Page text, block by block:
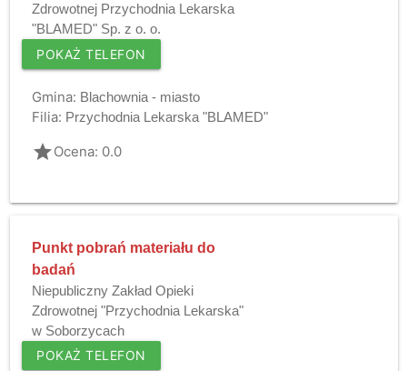
Zdrowotnej Przychodnia Lekarska
"BLAMED" Sp. z o. o.
POKAŻ TELEFON
Gmina: Blachownia - miasto
Filia: Przychodnia Lekarska "BLAMED"
gradeOcena: 0.0
Punkt pobrań materiału do
badań
Niepubliczny Zakład Opieki
Zdrowotnej "Przychodnia Lekarska"
w Soborzycach
POKAŻ TELEFON